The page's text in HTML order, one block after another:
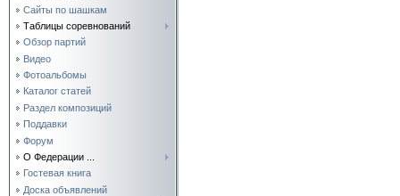
Сайты по шашкам
Таблицы соревнований
Обзор партий
Видео
Фотоальбомы
Каталог статей
Раздел композиций
Поддавки
Форум
О Федерации ...
Гостевая книга
Доска объявлений